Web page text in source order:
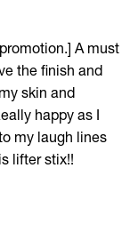
A must
the finish and
skin and
happy as I
my laugh lines
lifter stix!!